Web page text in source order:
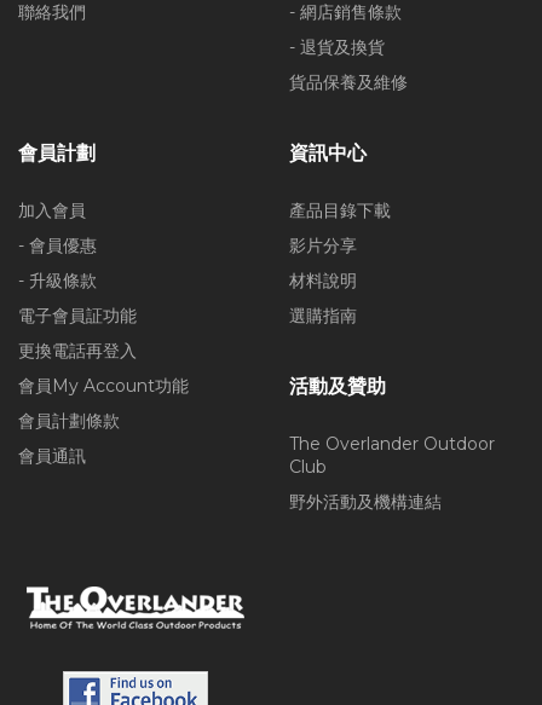
聯絡我們
- 網店銷售條款
- 退貨及換貨
貨品保養及維修
會員計劃
加入會員
- 會員優惠
- 升級條款
電子會員証功能
更換電話再登入
會員My Account功能
會員計劃條款
會員通訊
資訊中心
產品目錄下載
影片分享
材料說明
選購指南
活動及贊助
The Overlander Outdoor
Club
野外活動及機構連結